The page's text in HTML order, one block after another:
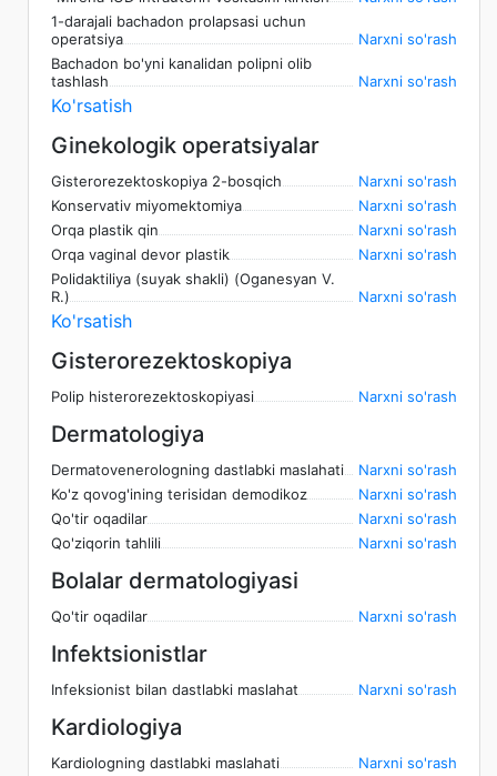
1-darajali bachadon prolapsasi uchun
operatsiya
Narxni so'rash
Bachadon bo'yni kanalidan polipni olib
tashlash
Narxni so'rash
Ko'rsatish
Ginekologik operatsiyalar
Gisterorezektoskopiya 2-bosqich
Narxni so'rash
Konservativ miyomektomiya
Narxni so'rash
Orqa plastik qin
Narxni so'rash
Orqa vaginal devor plastik
Narxni so'rash
Polidaktiliya (suyak shakli) (Oganesyan V.
R.)
Narxni so'rash
Ko'rsatish
Gisterorezektoskopiya
Polip histerorezektoskopiyasi Narxni so'rash
Dermatologiya
Dermatovenerologning dastlabki maslahati
Narxni so'rash
Ko'z qovog'ining terisidan demodikoz
Narxni so'rash
Qo'tir oqadilar
Narxni so'rash
Qo'ziqorin tahlili
Narxni so'rash
Bolalar dermatologiyasi
Qo'tir oqadilar Narxni so'rash
Infektsionistlar
Infeksionist bilan dastlabki maslahat Narxni so'rash
Kardiologiya
Kardiologning dastlabki maslahati
Narxni so'rash